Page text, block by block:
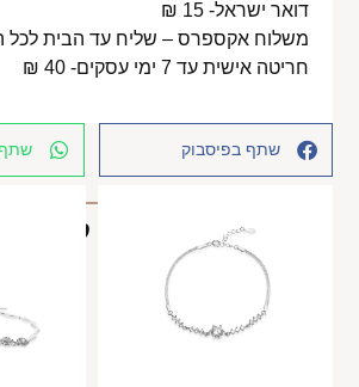
דואר ישראל- 15 ₪
משלוח אקספרס – שליח עד הבית לכל
חריטה אישית עד 7 ימי עסקים- 40 ₪
שתף בפיסבוק שתף
מוצרים קשורים